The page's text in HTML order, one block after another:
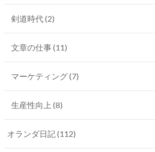
剣道時代(2)
文章の仕事(11)
マーケティング(7)
生産性向上 (8)
オランダ日記(112)